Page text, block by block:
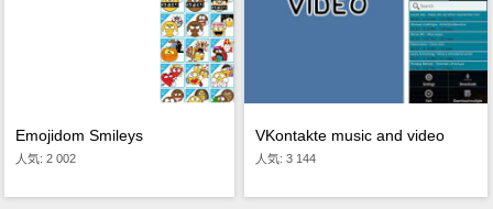
Emojidom Smileys
人気: 2 002
VKontakte music and video
人気: 3 144